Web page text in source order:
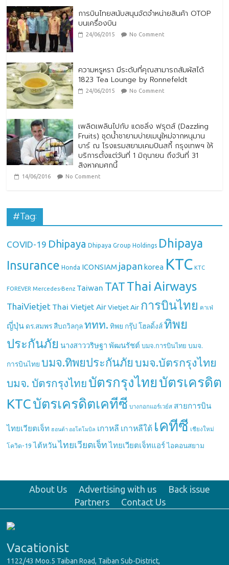
การบินไทยสนับสนุนจัดจำหน่ายสินค้า OTOP
บนเครื่องบิน
24/06/2015 No Comment
ความหรูหรา มีระดับที่คุณสามารถสัมผัสได้
1823 Tea Lounge by Ronnefeldt
24/06/2015 No Comment
เพลิดเพลินไปกับ แดซลิ่ง ฟรุตส์ (Dazzling
Fruits) ชุดน้ำชายามบ่ายเมนูใหม่จากหนุมาน
บาร์ ณ โรงแรมสยามเคมปินสกี้ กรุงเทพฯ ให้
บริการตั้งแต่วันที่ 1 มิถุนายน ถึงวันที่ 31
สิงหาคมศกนี้
14/06/2016 No Comment
#Tag:
COVID-19 Dhipaya Dhipaya Group Holdings Dhipaya
Insurance Honda ICONSIAM japan korea KTC KTC
FOREVER Mercedes-Benz Taiwan TAT Thai Airways
ThaiVietjet Thai Vietjet Air Vietjet Air การบินไทย คาเฟ่
ญี่ปุ่น ดร.สมพร สืบถวิลกุล ททท. ทิพย กรุ๊ป โฮลดิ้งส์ ทิพย
ประกันภัย นางสาววริษฐา พัฒนรัชต์ บมจ.การบินไทย บมจ.
การบินไทย บมจ.ทิพยประกันภัย บมจ.บัตรกรุงไทย
บมจ. บัตรกรุงไทย บัตรกรุงไทย บัตรเครดิต
KTCบัตรเครดิตเคทีซี บางกอกแอร์เวย์ส สายการบิน
ไทยเวียตเจ็ท ฮอนด้า ออโตโมบิล เกาหลี เกาหลีใต้ เคทีซี เชียงใหม่
โควิด-19 ไต้หวัน ไทยเวียตเจ็ท ไทยเวียตเจ็ทแอร์ ไอคอนสยาม
About Us Advertising with us
Back issue
Partners
Contact Us
Vacationist
1122/43 Moo.5 Taiban Road, Taiban Sub-District,